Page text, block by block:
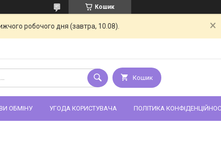
Кошик
робочого дня (завтра, 10.08).
Кошик
ОБМІНУ УГОДА КОРИСТУВАЧА ПОЛІТИКА